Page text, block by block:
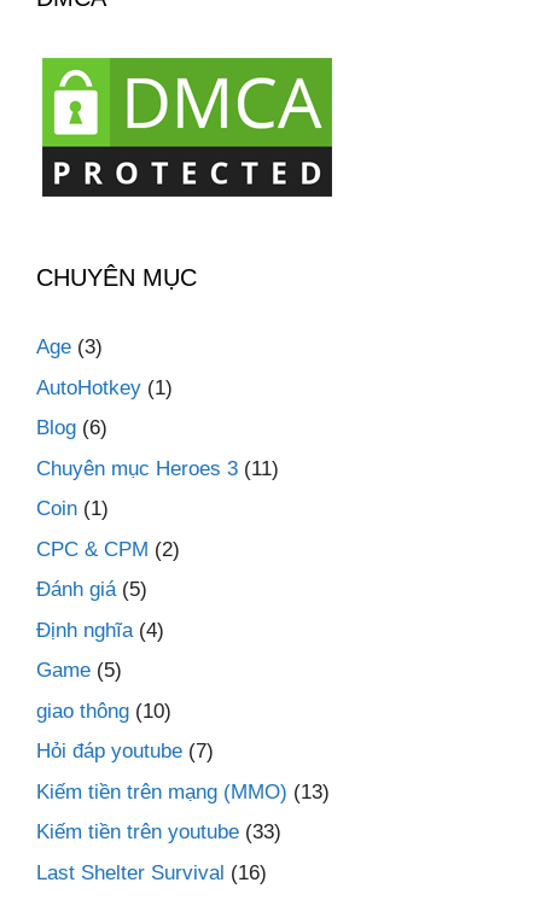
CHUYÊN MỤC
Age (3)
AutoHotkey (1)
Blog (6)
Chuyên mục Heroes 3 (11)
Coin (1)
CPC & CPM (2)
Đánh giá(5)
Định nghĩa (4)
Game (5)
giao thông (10)
Hỏi đáp youtube (7)
Kiếm tiền trên mạng (MMO) (13)
Kiếm tiền trên youtube (33)
Last Shelter Survival (16)